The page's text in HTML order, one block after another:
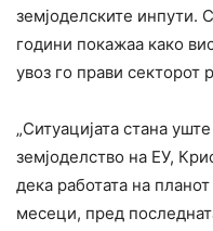
земјоделските инпути.
години покажаа како
увоз го прави
„Ситуацијата стана
земјоделство на ЕУ,
дека работата на
месеци, пред